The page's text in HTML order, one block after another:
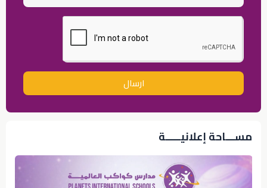
ارسال
مســـاحة إعلانيـــــة